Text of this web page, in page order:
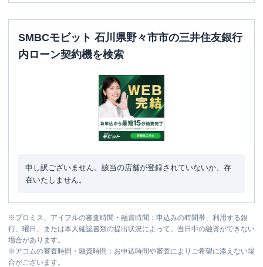
SMBCモビット 石川県野々市市の三井住友銀行
内ローン契約機を検索
申し訳ございません。該当の店舗が登録されていないか、存
在いたしません。
※プロミス、アイフルの審査時間・融資時間：申込みの時間帯、利用する銀
行、曜日、または本人確認書類の提出状況によって、当日中の融資ができない
場合があります。
※アコムの審査時間・融資時間：お申込時間や審査によりご希望に添えない場
合がございます。